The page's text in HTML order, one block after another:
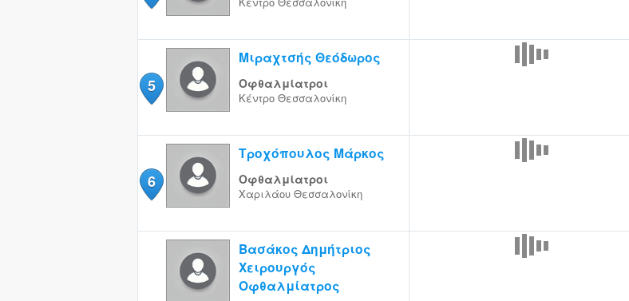
5
Μιραχτσής Θεόδωρος
Οφθαλμίατροι
Κέντρο Θεσσαλονίκη
6
Τροχόπουλος Μάρκος
Οφθαλμίατροι
Χαριλάου Θεσσαλονίκη
Βασάκος Δημήτριος
Χειρουργός
Οφθαλμίατρος